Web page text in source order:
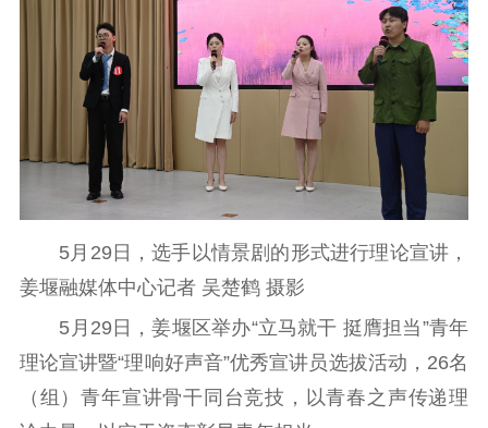
理论学习 宣传宣讲 研究阐释
哲学社科
社科强省 工作通知
成果集萃
江苏文脉
资料下载
主题宣传 对外宣传
记者之家
品牌栏目
文化文艺
精品生产 文化惠民
文化传承
5月29日，选手以情景剧的形式进行理论宣讲，
姜堰融媒体中心记者 吴楚鹤 摄影
5月29日，姜堰区举办“立马就干 挺膺担当”青年
理论宣讲暨“理响好声音”优秀宣讲员选拔活动，26名
（组）青年宣讲骨干同台竞技，以青春之声传递理